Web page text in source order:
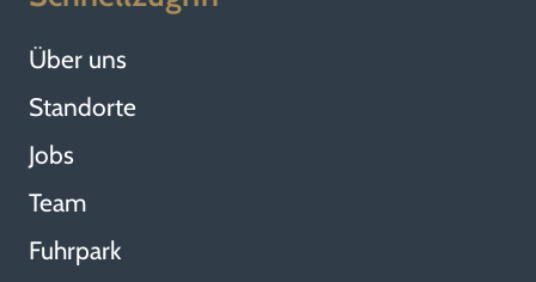
Über uns
Standorte
Jobs
Team
Fuhrpark